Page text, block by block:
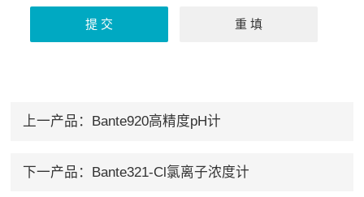
上一产品： Bante920高精度pH计
下一产品： Bante321-Cl氯离子浓度计